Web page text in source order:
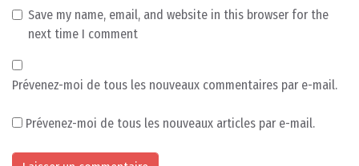
Save my name, email, and website in this browser for the
next time I comment
Prévenez-moi de tous les nouveaux commentaires par e-mail.
Prévenez-moi de tous les nouveaux articles par e-mail.